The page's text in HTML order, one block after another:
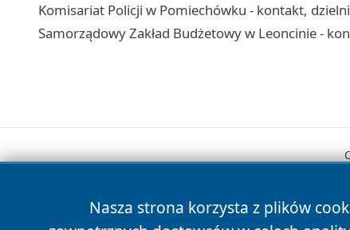
Komisariat Policji w Pomiechówku - kontakt,
Samorządowy Zakład Budżetowy w Leoncinie -
Nasza strona korzysta z plików